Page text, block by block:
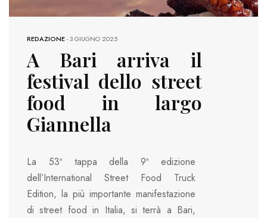
REDAZIONE-3 GIUGNO 2025
A Bari arriva il
festival dello street
food in largo
Giannella
La 53ª tappa della 9ª edizione
dell’International Street Food Truck
Edition, la più importante manifestazione
di street food in Italia, si terrà a Bari,